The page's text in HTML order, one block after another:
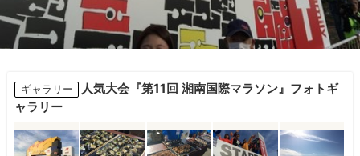
ギャラリー
人気大会『第11回 湘南国際マラソン』フォトギ
ャラリー